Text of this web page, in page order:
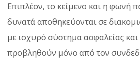
Επιπλέον, το κείμενο και η φωνή
δυνατά αποθηκεύονται σε
με ισχυρό σύστημα ασφαλείας
προβληθούν μόνο από τον